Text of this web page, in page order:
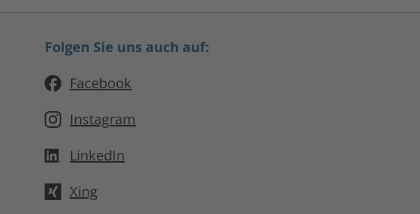
Folgen Sie uns auch auf:
Facebook
Instagram
LinkedIn
Xing